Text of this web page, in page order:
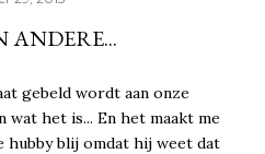
ANDERE...
gebeld wordt aan onze
wat het is... En het maakt me
hubby blij omdat hij weet dat